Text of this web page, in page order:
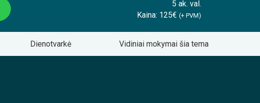
5 ak. val.
Kaina: 125€ (+ PVM)
Dienotvarkė Vidiniai mokymai šia tema